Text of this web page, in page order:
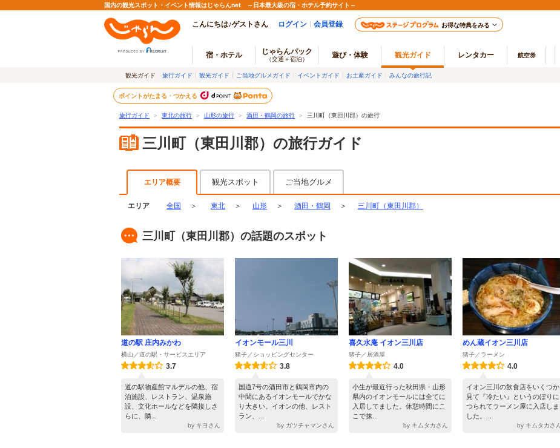
国内の観光スポット・イベント情報はじゃらんnet ～日本最大級の宿・ホテル予約サイト～
こんにちは♪ゲストさん ログイン 会員登録 お得な特典をみる
宿・ホテル じゃらんパック
（交通＋宿泊） 遊び・体験 観光ガイド レンタカー 航空券
観光ガイド 旅行ガイド 観光ガイド ご当地グルメガイド イベントガイド お土産ガイド みんなの旅行記
ポイントがたまる・つかえる
旅行ガイド ＞ 東北の旅行 ＞ 山形の旅行 ＞ 酒田・鶴岡の旅行 ＞ 三川町（東田川郡）の旅行
三川町（東田川郡）の旅行ガイド
エリア概要 観光スポット ご当地グルメ
エリア 全国 ＞ 東北 ＞ 山形 ＞ 酒田・鶴岡 ＞ 三川町（東田川郡）
三川町（東田川郡）の話題のスポット
道の駅 庄内みかわ
横山／道の駅・サービスエリア
3.7
道の駅物産館マルデルの他、宿
泊施設、レストラン、温泉施
設、文化ホールなどを隣接しさ
らに、隣...
by キヨさん
イオンモール三川
猪子／ショッピングセンター
3.8
国道7号の酒田市と鶴岡市内の
中間にあるイオンモールでかな
り大きい。イオンの他、レスト
ラン、...
by ガツチャマンさん
喜久水庵 イオン三川店
猪子／居酒屋
4.0
小生が最近行った秋田県・山形
県内のイオンモールには全てに
入居してました。休憩時間にこ
こで抹...
by キムタカさん
めん蔵イオン三川店
猪子／ラーメン
4.0
イオン三川の飲食店をいくつか
見て『冷たい』というのぼりに
つられてラーメン屋に入店しま
した。...
by キムタカさん